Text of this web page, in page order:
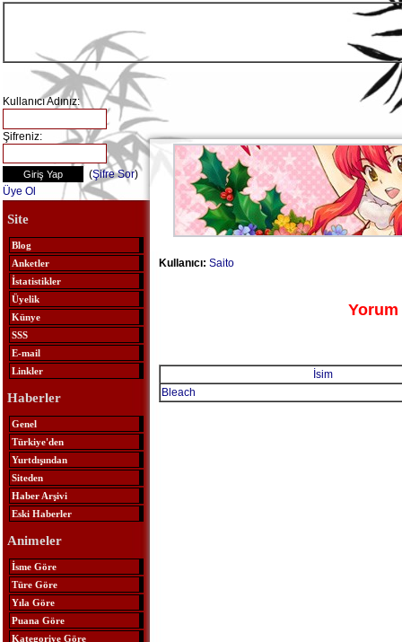
Kullanıcı Adınız:
Şifreniz:
(Şifre Sor)
Üye Ol
Site
Blog
Anketler
İstatistikler
Üyelik
Künye
SSS
E-mail
Linkler
Haberler
Genel
Türkiye'den
Yurtdışından
Siteden
Haber Arşivi
Eski Haberler
Animeler
İsme Göre
Türe Göre
Yıla Göre
Puana Göre
Kategoriye Göre
Kullanıcı: Saito
Yorum
İsim
Bleach